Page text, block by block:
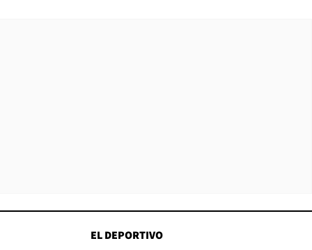
EL DEPORTIVO